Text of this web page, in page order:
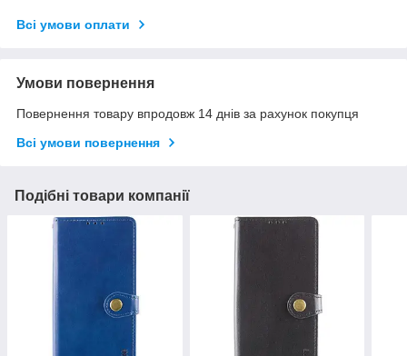
Всі умови оплати
Умови повернення
Повернення товару впродовж 14 днів за рахунок покупця
Всі умови повернення
Подібні товари компанії